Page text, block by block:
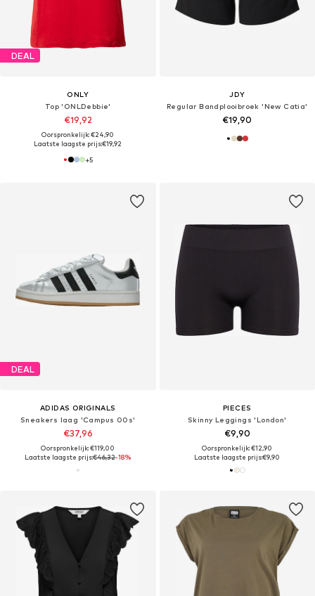
DEAL
ONLY
Top 'ONLDebbie'
€19,92
Oorspronkelijk: €24,90
Laatste laagste prijs:€19,92
+5
JDY
Regular Bandplooibroek 'New Catia'
€19,90
DEAL
ADIDAS ORIGINALS
Sneakers laag 'Campus 00s'
€37,96
Oorspronkelijk: €119,00
Laatste laagste prijs:€46,32-18%
PIECES
Skinny Leggings 'London'
€9,90
Oorspronkelijk: €12,90
Laatste laagste prijs:€9,90